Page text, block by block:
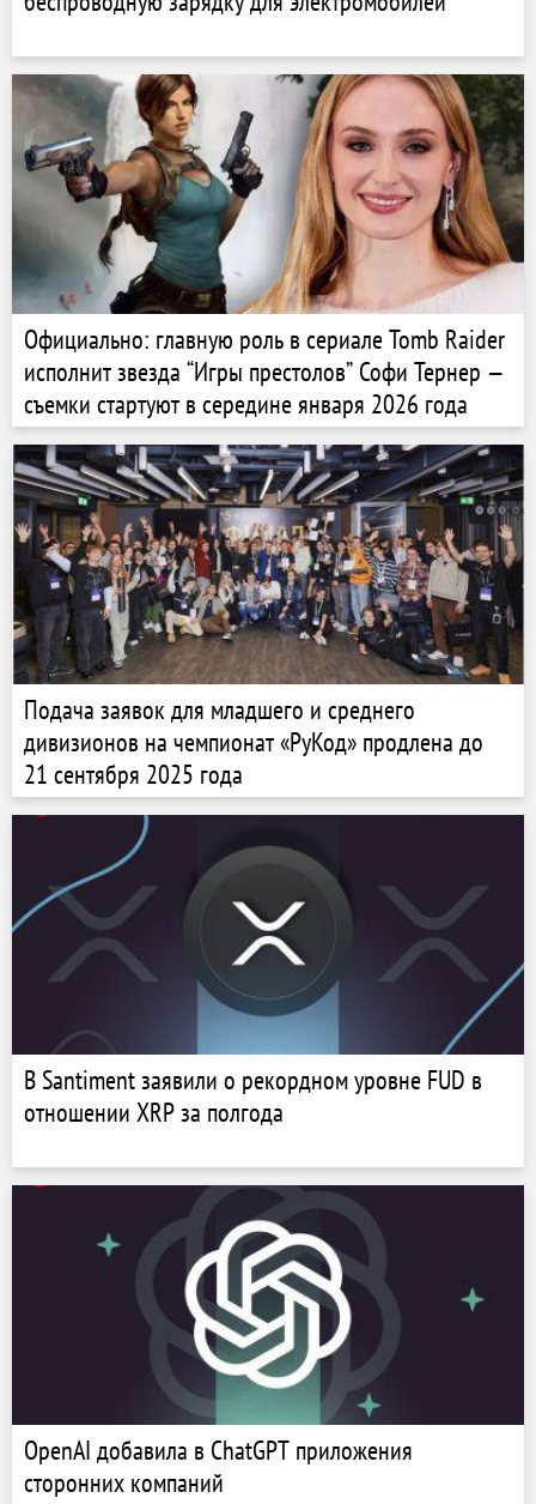
Официально: главную роль в сериале Tomb Raider
исполнит звезда “Игры престолов” Софи Тернер —
съемки стартуют в середине января 2026 года
Подача заявок для младшего и среднего
дивизионов на чемпионат «РуКод» продлена до
21 сентября 2025 года
В Santiment заявили о рекордном уровне FUD в
отношении XRP за полгода
OpenAI добавила в ChatGPT приложения
сторонних компаний